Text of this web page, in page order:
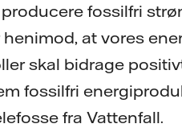
producere fossilfri
henimod, at vores
skal bidrage
fossilfri
fra Vattenfall.